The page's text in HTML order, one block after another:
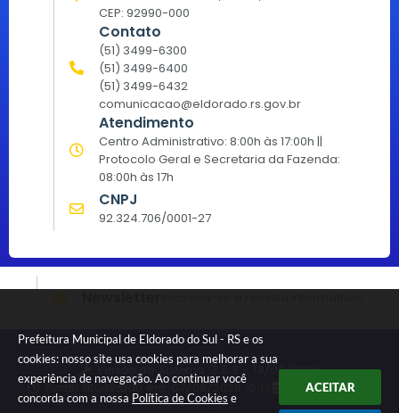
Prefeitura Municipal de Eldorado do Sul - RS e os
cookies: nosso site usa cookies para melhorar a sua
experiência de navegação. Ao continuar você
concorda com a nossa Política de Cookies e
ACEITAR
CEP: 92990-000
Contato
(51) 3499-6300
(51) 3499-6400
(51) 3499-6432
comunicacao@eldorado.rs.gov.br
Atendimento
Centro Administrativo: 8:00h às 17:00h ||
Protocolo Geral e Secretaria da Fazenda:
08:00h às 17h
CNPJ
92.324.706/0001-27
Versão do Sistema:
3.5.3 - 19/06/2026
Portal atualizado em: 07/08/2026 15:15 Dados Abertos